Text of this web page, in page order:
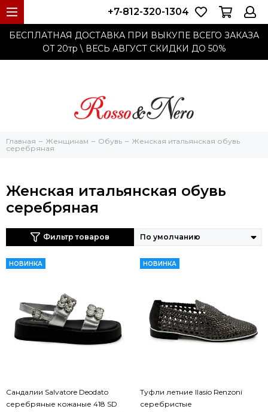
БЕСПЛАТНАЯ ДОСТАВКА ПРИ ВЫКУПЕ ВСЕГО ЗАКАЗА
ОТ 20тр \ ВЕСЬ АВГУСТ СКИДКИ ДО 50%
+7-812-320-1304
Главная Женщинам Обувь
Женская итальянская обувь
серебряная
Женская итальянская обувь
серебряная
Фильтр товаров
НОВИНКА
Сандалии Salvatore Deodato
серебряные кожаные 418 SD
НОВИНКА
Туфли летние Ilasio Renzoni
серебристые